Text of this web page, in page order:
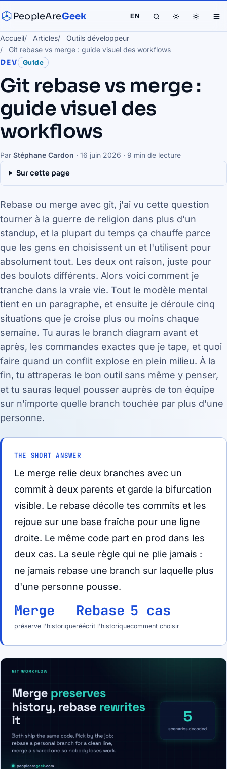
PeopleAreGeek EN
Accueil Articles
Outils développeur
Git rebase vs merge : guide visuel des workflows
DEV Guide
Git rebase vs merge :
guide visuel des
workflows
Par Stéphane Cardon · 16 juin 2026 · 9 min de lecture
Sur cette page
Rebase ou merge avec git, j'ai vu cette question
tourner à la guerre de religion dans plus d'un
standup, et la plupart du temps ça chauffe parce
que les gens en choisissent un et l'utilisent pour
absolument tout. Les deux ont raison, juste pour
des boulots différents. Alors voici comment je
tranche dans la vraie vie. Tout le modèle mental
tient en un paragraphe, et ensuite je déroule cinq
situations que je croise plus ou moins chaque
semaine. Tu auras le branch diagram avant et
après, les commandes exactes que je tape, et quoi
faire quand un conflit explose en plein milieu. À la
fin, tu attraperas le bon outil sans même y penser,
et tu sauras lequel pousser auprès de ton équipe
sur n'importe quelle branch touchée par plus d'une
personne.
THE SHORT ANSWER
Le merge relie deux branches avec un
commit à deux parents et garde la bifurcation
visible. Le rebase décolle tes commits et les
rejoue sur une base fraîche pour une ligne
droite. Le même code part en prod dans les
deux cas. La seule règle qui ne plie jamais :
ne jamais rebase une branch sur laquelle plus
d'une personne pousse.
Merge
préserve l'historique
Rebase
réécrit l'historique
5 cas
comment choisir